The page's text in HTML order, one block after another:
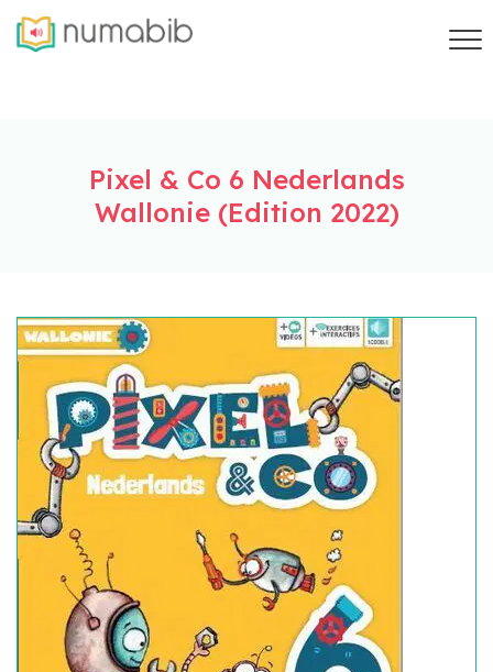
Pixel & Co 6 Nederlands
Wallonie (Edition 2022)